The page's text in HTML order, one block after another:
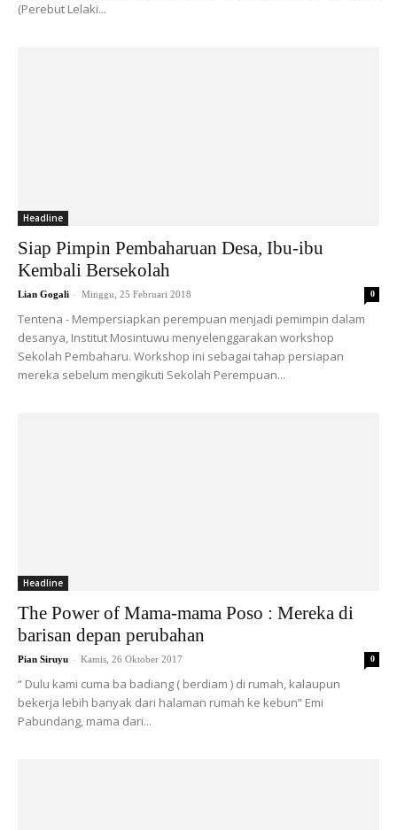
(Perebut Lelaki...
Headline
Siap Pimpin Pembaharuan Desa, Ibu-ibu
Kembali Bersekolah
Lian Gogali - Minggu, 25 Februari 2018 0
Tentena - Mempersiapkan perempuan menjadi pemimpin dalam
desanya, Institut Mosintuwu menyelenggarakan workshop
Sekolah Pembaharu. Workshop ini sebagai tahap persiapan
mereka sebelum mengikuti Sekolah Perempuan...
Headline
The Power of Mama-mama Poso : Mereka di
barisan depan perubahan
Pian Siruyu - Kamis, 26 Oktober 2017 0
“ Dulu kami cuma ba badiang ( berdiam ) di rumah, kalaupun
bekerja lebih banyak dari halaman rumah ke kebun” Emi
Pabundang, mama dari...